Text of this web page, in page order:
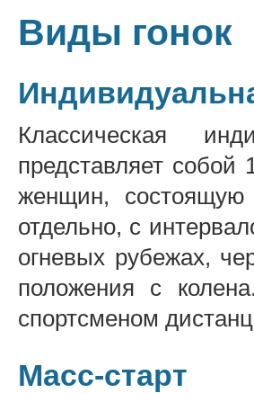
Виды гонок
Классическая
представляет
женщин,
отдельно, с
огневых рубежах,
положения с
спортсменом
Масс-старт